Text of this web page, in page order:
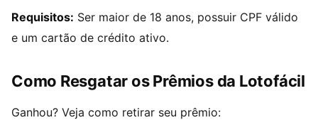
Requisitos: Ser maior de 18 anos, possuir CPF válido
e um cartão de crédito ativo.
Como Resgatar os Prêmios da Lotofácil
Ganhou? Veja como retirar seu prêmio: